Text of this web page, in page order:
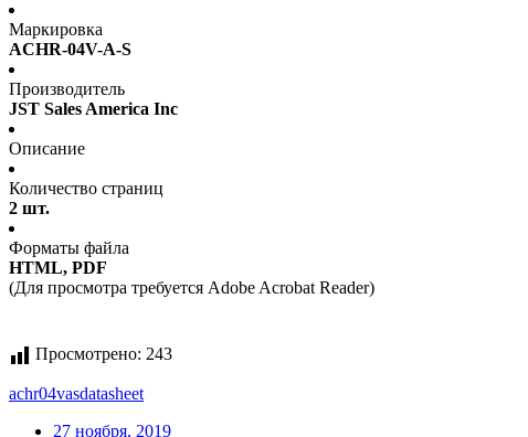
Маркировка
ACHR-04V-A-S
Производитель
JST Sales America Inc
Описание
Количество страниц
2 шт.
Форматы файла
HTML, PDF
(Для просмотра требуется Adobe Acrobat Reader)
Просмотрено: 243
achr04vasdatasheet
27 ноября, 2019